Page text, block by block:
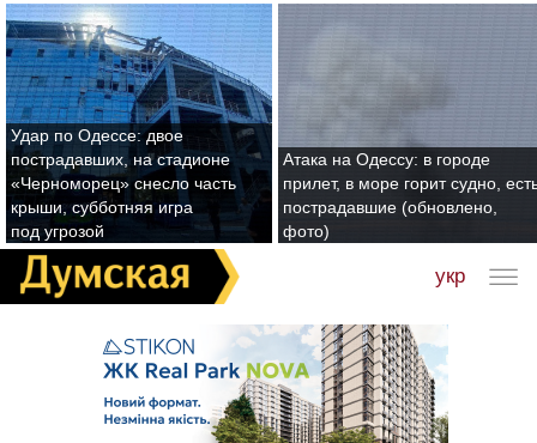
Удар по Одессе: двое
пострадавших, на стадионе
«Черноморец» снесло часть
крыши, субботняя игра
под угрозой
Атака на Одессу: в городе
прилет, в море горит судно,
пострадавшие (обновлено,
фото)
укр